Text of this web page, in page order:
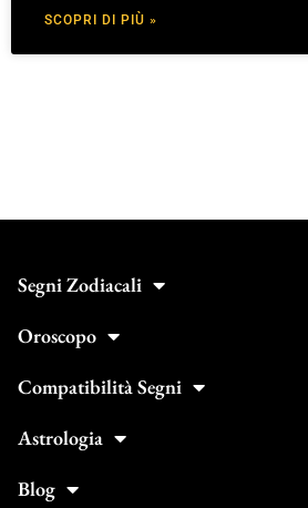
SCOPRI DI PIÙ »
Segni Zodiacali
Oroscopo
Compatibilità Segni
Astrologia
Blog